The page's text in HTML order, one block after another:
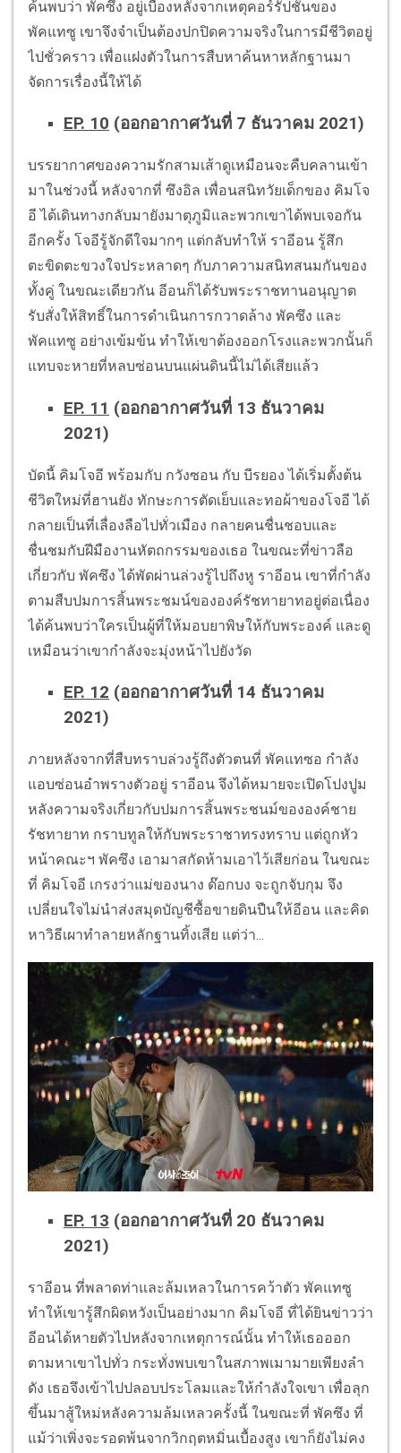
ค้นพบว่า พัคซึง อยู่เบื้องหลังจากเหตุคอร์รัปชั่นของ
พัคแทซู เขาจึงจำเป็นต้องปกปิดความจริงในการมีชีวิตอยู่
ไปชั่วคราว เพื่อแฝงตัวในการสืบหาค้นหาหลักฐานมา
จัดการเรื่องนี้ให้ได้
EP. 10 (ออกอากาศวันที่ 7 ธันวาคม 2021)
บรรยากาศของความรักสามเส้าดูเหมือนจะคืบคลานเข้า
มาในช่วงนี้ หลังจากที่ ซึงอิล เพื่อนสนิทวัยเด็กของ คิมโจ
อี ได้เดินทางกลับมายังมาตุภูมิและพวกเขาได้พบเจอกัน
อีกครั้ง โจอีรู้จักดีใจมากๆ แต่กลับทำให้ ราอีอน รู้สึก
ตะขิดตะขวงใจประหลาดๆ กับภาความสนิทสนมกันของ
ทั้งคู่ ในขณะเดียวกัน อีอนก็ได้รับพระราชทานอนุญาต
รับสั่งให้สิทธิ์ในการดำเนินการกวาดล้าง พัคซึง และ
พัคแทซู อย่างเข้มข้น ทำให้เขาต้องออกโรงและพวกนั้นก็
แทบจะหายที่หลบซ่อนบนแผ่นดินนี้ไม่ได้เสียแล้ว
EP. 11 (ออกอากาศวันที่ 13 ธันวาคม
2021)
บัดนี้ คิมโจอี พร้อมกับ กวังซอน กับ บีรยอง ได้เริ่มตั้งต้น
ชีวิตใหม่ที่ฮานยัง ทักษะการตัดเย็บและทอผ้าของโจอี ได้
กลายเป็นที่เลื่องลือไปทั่วเมือง กลายคนชื่นชอบและ
ชื่นชมกับฝีมืองานหัตถกรรมของเธอ ในขณะที่ข่าวลือ
เกี่ยวกับ พัคซึง ได้พัดผ่านล่วงรู้ไปถึงหู ราอีอน เขาที่กำลัง
ตามสืบปมการสิ้นพระชมน์ขององค์รัชทายาทอยู่ต่อเนื่อง
ได้ค้นพบว่าใครเป็นผู้ที่ให้มอบยาพิษให้กับพระองค์ และดู
เหมือนว่าเขากำลังจะมุ่งหน้าไปยังวัด
EP. 12 (ออกอากาศวันที่ 14 ธันวาคม
2021)
ภายหลังจากที่สืบทราบล่วงรู้ถึงตัวตนที่ พัคแทซอ กำลัง
แอบซ่อนอำพรางตัวอยู่ ราอีอน จึงได้หมายจะเปิดโปงปูม
หลังความจริงเกี่ยวกับปมการสิ้นพระชนม์ขององค์ชาย
รัชทายาท กราบทูลให้กับพระราชาทรงทราบ แต่ถูกหัว
หน้าคณะฯ พัคซึง เอามาสกัดห้ามเอาไว้เสียก่อน ในขณะ
ที่ คิมโจอี เกรงว่าแม่ของนาง ด๊อกบง จะถูกจับกุม จึง
เปลี่ยนใจไม่นำส่งสมุดบัญชีซื้อขายดินปืนให้อีอน และคิด
หาวิธีเผาทำลายหลักฐานทิ้งเสีย แต่ว่า...
EP. 13 (ออกอากาศวันที่ 20 ธันวาคม
2021)
ราอีอน ที่พลาดท่าและล้มเหลวในการคว้าตัว พัคแทซู
ทำให้เขารู้สึกผิดหวังเป็นอย่างมาก คิมโจอี ที่ได้ยินข่าวว่า
อีอนได้หายตัวไปหลังจากเหตุการณ์นั้น ทำให้เธอออก
ตามหาเขาไปทั่ว กระทั่งพบเขาในสภาพเมามายเพียงลำ
ดัง เธอจึงเข้าไปปลอบประโลมและให้กำลังใจเขา เพื่อลุก
ขึ้นมาสู้ใหม่หลังความล้มเหลวครั้งนี้ ในขณะที่ พัคซึง ที่
แม้ว่าเพิ่งจะรอดพ้นจากวิกฤตหมิ่นเบื้องสูง เขาก็ยังไม่คง